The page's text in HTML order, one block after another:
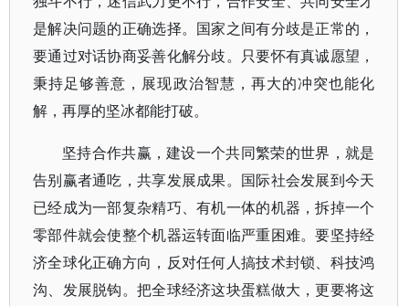
是解决问题的正确选择。国家之间有分歧是正常的，
要通过对话协商妥善化解分歧。只要怀有真诚愿望，
秉持足够善意，展现政治智慧，再大的冲突也能化
解，再厚的坚冰都能打破。
坚持合作共赢，建设一个共同繁荣的世界，就是
告别赢者通吃，共享发展成果。国际社会发展到今天
已经成为一部复杂精巧、有机一体的机器，拆掉一个
零部件就会使整个机器运转面临严重困难。要坚持经
济全球化正确方向，反对任何人搞技术封锁、科技鸿
沟、发展脱钩。把全球经济这块蛋糕做大，更要将这